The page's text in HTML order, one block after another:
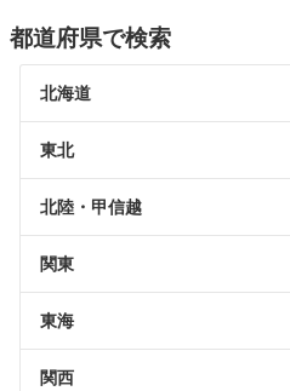
都道府県で検索
北海道
東北
北陸・甲信越
関東
東海
関西